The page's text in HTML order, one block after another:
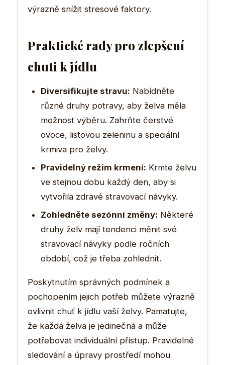
výrazně snížit stresové faktory.
Praktické rady pro zlepšení
chuti k jídlu
Diversifikujte stravu: Nabídněte
různé druhy potravy, aby želva měla
možnost výběru. Zahrňte čerstvé
ovoce, listovou zeleninu a speciální
krmiva pro želvy.
Pravidelný režim krmení: Krmte želvu
ve stejnou dobu každý den, aby si
vytvořila zdravé stravovací návyky.
Zohledněte sezónní změny: Některé
druhy želv mají tendenci měnit své
stravovací návyky podle ročních
období, což je třeba zohlednit.
Poskytnutím správných podmínek a
pochopením jejich potřeb můžete výrazně
ovlivnit chuť k jídlu vaší želvy. Pamatujte,
že každá želva je jedinečná a může
potřebovat individuální přístup. Pravidelné
sledování a úpravy prostředí mohou